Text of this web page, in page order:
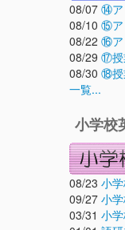
08/07 ⑭ア
08/10 ⑮ア
08/22 ⑯ア
08/29 ⑰授
08/30 ⑱授
一覧...
小学校
08/23 小
09/27 小
03/31 小